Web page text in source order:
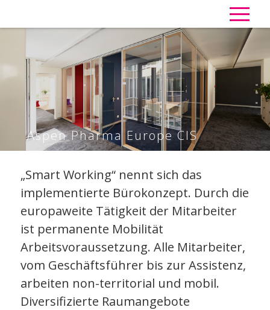
Aspen Pharma Europe CIS
„Smart Working“ nennt sich das
implementierte Bürokonzept. Durch die
europaweite Tätigkeit der Mitarbeiter
ist permanente Mobilität
Arbeitsvoraussetzung. Alle Mitarbeiter,
vom Geschäftsführer bis zur Assistenz,
arbeiten non-territorial und mobil.
Diversifizierte Raumangebote